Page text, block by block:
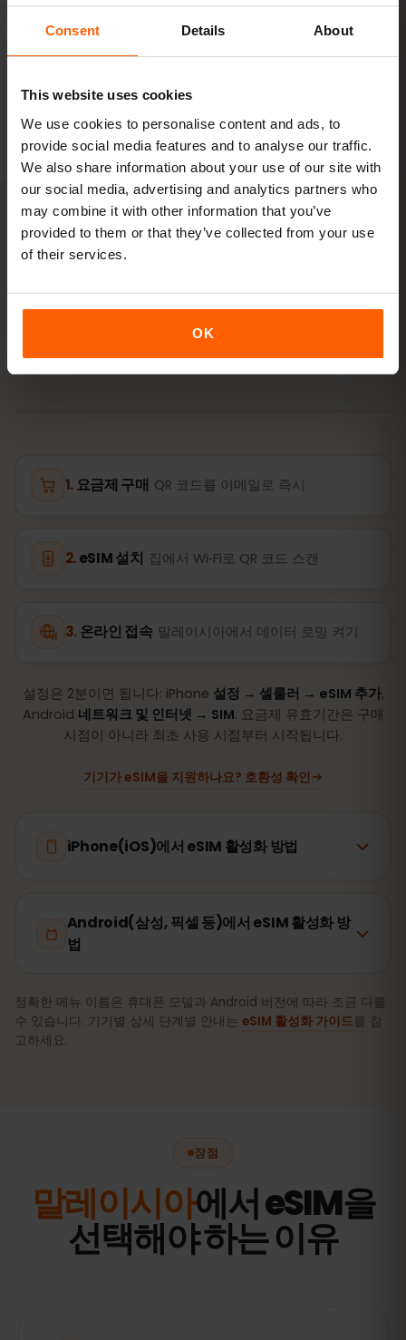
Consent Details About
This website uses cookies
We use cookies to personalise content and ads, to
provide social media features and to analyse our traffic.
We also share information about your use of our site with
our social media, advertising and analytics partners who
may combine it with other information that you’ve
provided to them or that they’ve collected from your use
of their services.
OK
패키지 보기
모든 수치는 참고용입니다. 실제 사용량은 기기, 앱 설정, 사용 습관에 따
활성화
말레이시아 eSIM을3단계로 활
성화하기
몇 분이면 준비 완료 — 물리 SIM 카드가 필요 없습니다.
요금제 구매 QR 코드를 이메일로 즉시
eSIM 설치 집에서 Wi‑Fi로 QR 코드 스캔
온라인 접속 말레이시아에서 데이터 로밍 켜기
설정은 2분이면 됩니다: iPhone 설정 → 셀룰러 → eSIM 추가,
Android 네트워크 및 인터넷 → SIM. 요금제 유효기간은 구매
시점이 아니라 최초 사용 시점부터 시작됩니다.
기기가 eSIM을 지원하나요? 호환성 확인
iPhone(iOS)에서 eSIM 활성화 방법
Android(삼성, 픽셀 등)에서 eSIM 활성화 방
법
정확한 메뉴 이름은 휴대폰 모델과 Android 버전에 따라 조금 다를
수 있습니다. 기기별 상세 단계별 안내는 eSIM 활성화 가이드를 참
고하세요.
장점
말레이시아에서 eSIM을
선택해야 하는 이유